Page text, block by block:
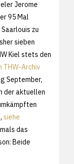
Jerome
95 Mal
zu
sieben
Kiel stets den
THW-Archiv
September,
der aktuellen
siehe
das
Beide